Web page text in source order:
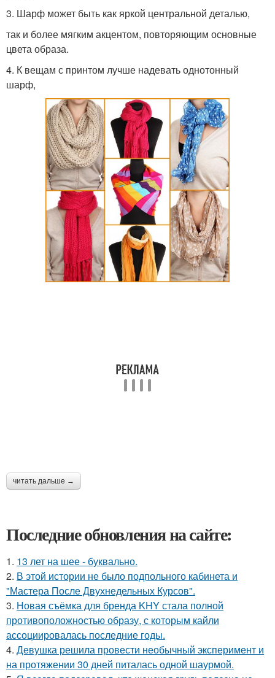
3. Шарф может быть как яркой центральной деталью,
так и более мягким акцентом, повторяющим основные
цвета образа.
4. К вещам с принтом лучше надевать однотонный
шарф,
читать дальше →
Последние обновления на сайте:
1. 13 лет на шее - буквально.
2. В этой истории не было подпольного кабинета и
"Мастера После Двухнедельных Курсов".
3. Новая съёмка для бренда KHY стала полной
противоположностью образу, с которым кайли
ассоциировалась последние годы.
4. Девушка решила провести необычный эксперимент и
на протяжении 30 дней питалась одной шаурмой.